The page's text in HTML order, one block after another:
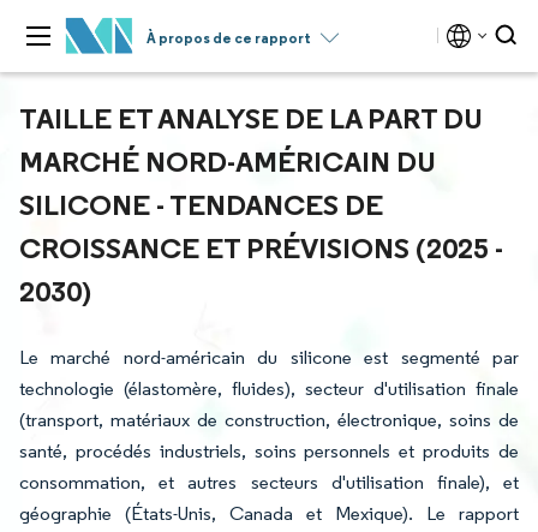
À propos de ce rapport
TAILLE ET ANALYSE DE LA PART DU
MARCHÉ NORD-AMÉRICAIN DU
SILICONE - TENDANCES DE
CROISSANCE ET PRÉVISIONS (2025 -
2030)
Le marché nord-américain du silicone est segmenté par
technologie (élastomère, fluides), secteur d'utilisation finale
(transport, matériaux de construction, électronique, soins de
santé, procédés industriels, soins personnels et produits de
consommation, et autres secteurs d'utilisation finale), et
géographie (États-Unis, Canada et Mexique). Le rapport